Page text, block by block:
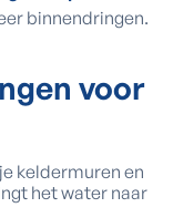
binnendringen.
voor
keldermuren en
het water naar